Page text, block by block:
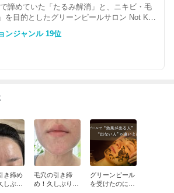
諦めていた「たるみ解消」と、ニキビ・毛
を目的としたグリーンピールサロン Not Kno
ンジャンル 19位
き締め
しぶり
毛穴の引き締
め！久しぶりの
グリーンピール
を受けたのに思